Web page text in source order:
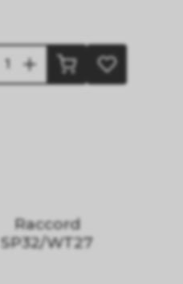
Raccord
SP32/WT27